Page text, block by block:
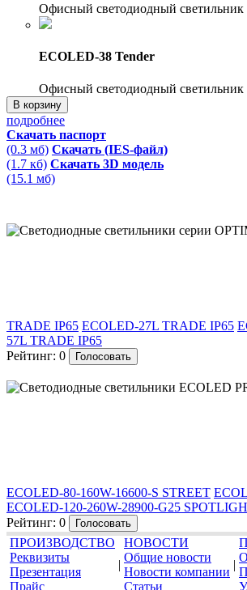
Офисный светодиодный светильник
ECOLED-38 Tender
Офисный светодиодный
В корзину
подробнее
Скачать паспорт
(0.3 мб) Скачать (IES-файл)
(1.7 кб) Скачать 3D модель
(15.1 мб)
TRADE IP65 ECOLED-27L TRADE IP65
57L TRADE IP65
Рейтинг: 0
ECOLED-80-160W-16600-S STREET
ECOLED-120-260W-28900-G25
Рейтинг: 0
ПРОИЗВОДСТВО
Реквизиты
Презентация
Прайс
НОВОСТИ
Общие новости
Новости компании
Статьи